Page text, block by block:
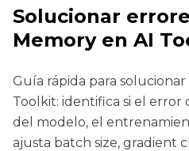
Solucionar
Memory en AI
Guía rápida para solucionar
Toolkit: identifica si el
del modelo, el
ajusta batch size, gradient